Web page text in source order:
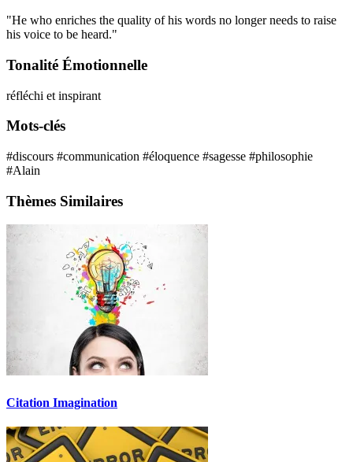
"He who enriches the quality of his words no longer needs to raise
his voice to be heard."
Tonalité Émotionnelle
réfléchi et inspirant
Mots-clés
#discours #communication #éloquence #sagesse #philosophie
#Alain
Thèmes Similaires
Citation Imagination